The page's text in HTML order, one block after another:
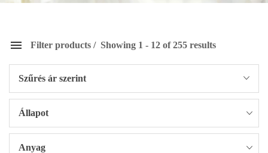
Filter products Showing 1 - 12 of 255 results
Szűrés ár szerint
Állapot
Anyag